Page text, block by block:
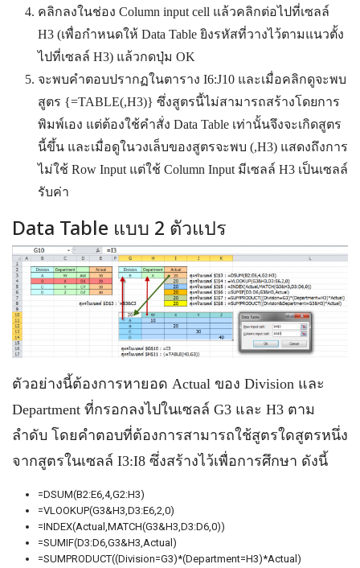
คลิกลงในช่อง Column input cell แล้วคลิกต่อไปที่เซลล์
H3 (เพื่อกำหนดให้ Data Table ยิงรหัสที่วางไว้ตามแนวตั้ง
ไปที่เซลล์ H3) แล้วกดปุ่ม OK
จะพบคำตอบปรากฏในตาราง I6:J10 และเมื่อคลิกดูจะพบ
สูตร {=TABLE(,H3)} ซึ่งสูตรนี้ไม่สามารถสร้างโดยการ
พิมพ์เอง แต่ต้องใช้คำสั่ง Data Table เท่านั้นจึงจะเกิดสูตร
นี้ขึ้น และเมื่อดูในวงเล็บของสูตรจะพบ (,H3) แสดงถึงการ
ไม่ใช้ Row Input แต่ใช้ Column Input มีเซลล์ H3 เป็นเซลล์
รับค่า
Data Table แบบ 2 ตัวแปร
ตัวอย่างนี้ต้องการหายอด Actual ของ Division และ
Department ที่กรอกลงไปในเซลล์ G3 และ H3 ตาม
ลำดับ โดยคำตอบที่ต้องการสามารถใช้สูตรใดสูตรหนึ่ง
จากสูตรในเซลล์ I3:I8 ซึ่งสร้างไว้เพื่อการศึกษา ดังนี้
=DSUM(B2:E6,4,G2:H3)
=VLOOKUP(G3&H3,D3:E6,2,0)
=INDEX(Actual,MATCH(G3&H3,D3:D6,0))
=SUMIF(D3:D6,G3&H3,Actual)
=SUMPRODUCT((Division=G3)*(Department=H3)*Actual)